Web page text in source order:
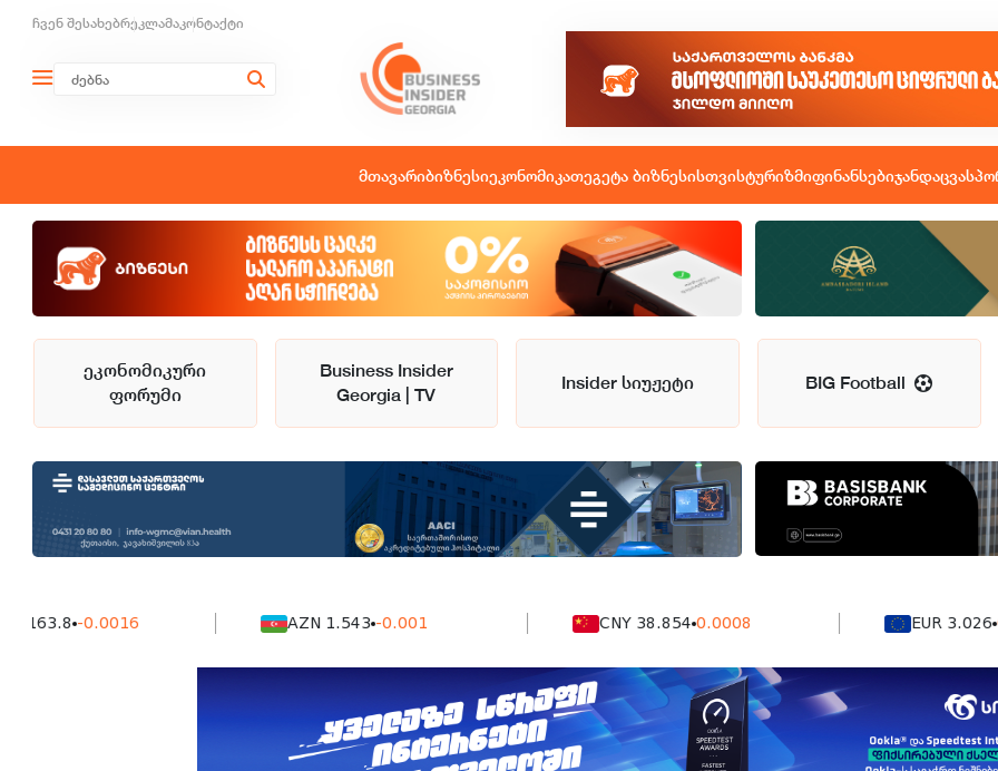
ჩვენ შესახებრეკლამაკონტაქტი
მთავარიბიზნესიეკონომიკათეგეტა ბიზნესისთვისტურიზმიფინანსებიჯანდაცვა
ეკონომიკური
ფორუმი
Business Insider
Georgia | TV
Insider სიუჟეტი BIG Football
-0.0016 AZN 1.543 -0.001 CNY 38.854 0.0008 EUR 3.026 0.0041